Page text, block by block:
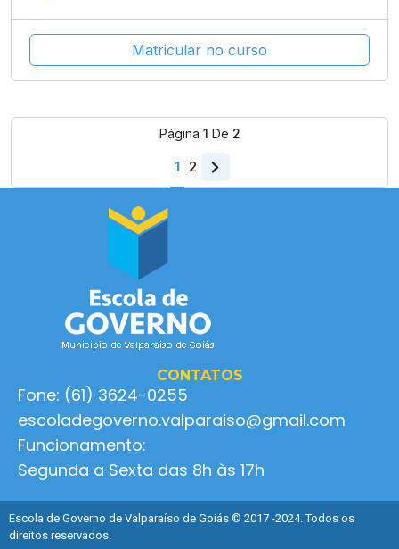
Matricular no curso
Página 1 De 2
1 2
CONTATOS
Fone: (61) 3624-0255
escoladegoverno.valparaiso@gmail.com
Funcionamento:
Segunda a Sexta das 8h às 17h
Escola de Governo de Valparaíso de Goiás © 2017 -2024. Todos os
direitos reservados.